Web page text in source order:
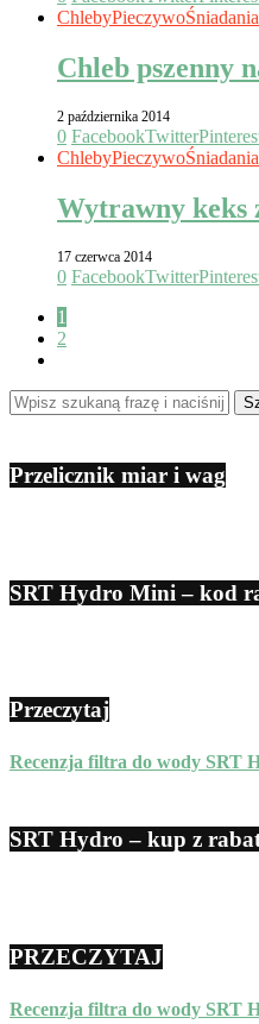
ChlebyPieczywo
Chleb pszenny
2 października 2014
0 FacebookTwitter
ChlebyPieczywo
Wytrawny keks
17 czerwca 2014
0 FacebookTwitter
1
2
Przelicznik miar i wag
SRT Hydro Mini – kod
Przeczytaj
Recenzja filtra do wody SRT
SRT Hydro – kup z
PRZECZYTAJ
Recenzja filtra do wody SRT